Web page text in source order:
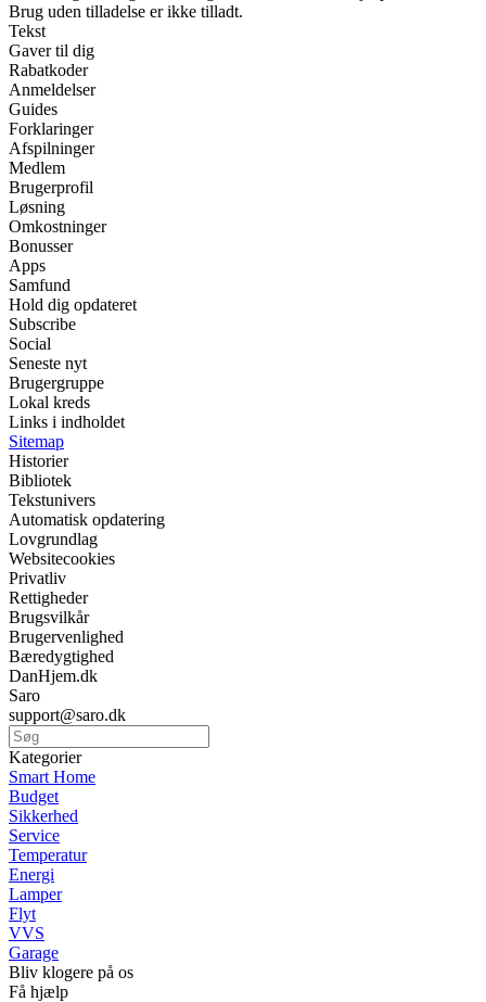
Brug uden tilladelse er ikke tilladt.
Tekst
Gaver til dig
Rabatkoder
Anmeldelser
Guides
Forklaringer
Afspilninger
Medlem
Brugerprofil
Løsning
Omkostninger
Bonusser
Apps
Samfund
Hold dig opdateret
Subscribe
Social
Seneste nyt
Brugergruppe
Lokal kreds
Links i indholdet
Sitemap
Historier
Bibliotek
Tekstunivers
Automatisk opdatering
Lovgrundlag
Websitecookies
Privatliv
Rettigheder
Brugsvilkår
Brugervenlighed
Bæredygtighed
DanHjem.dk
Saro
support@saro.dk
Kategorier
Smart Home
Budget
Sikkerhed
Service
Temperatur
Energi
Lamper
Flyt
VVS
Garage
Bliv klogere på os
Få hjælp